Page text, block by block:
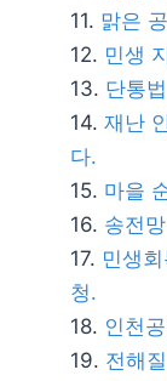
맑은
민생
단통
재난
다.
마을
송전
민생
청.
인천
전해